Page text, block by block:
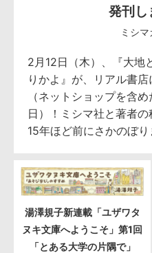
発刊し
ミシ
2月12日（木）、『大
りかよ』が、リアル書
（ネットショップを含
日）！ミシマ社と著者の
15年ほど前にさかのぼり
湯澤規子新連載「ユザワタ
ヌキ文庫へようこそ」第1回
「とある大学の片隅で」